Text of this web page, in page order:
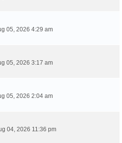
05, 2026 4:29 am
05, 2026 3:17 am
05, 2026 2:04 am
04, 2026 11:36 pm